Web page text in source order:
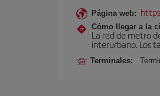
Página web:
Cómo llegar a la
La red de metro
interurbano. Los
Terminales: